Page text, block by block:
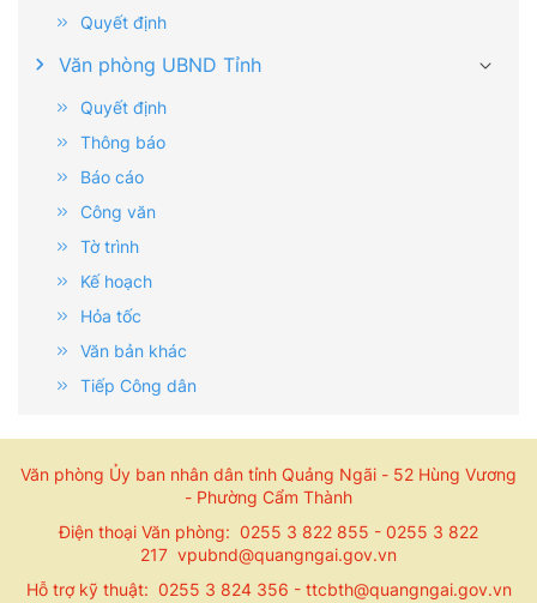
Quyết định
Văn phòng UBND Tỉnh
Quyết định
Thông báo
Báo cáo
Công văn
Tờ trình
Kế hoạch
Hỏa tốc
Văn bản khác
Tiếp Công dân
Văn phòng Ủy ban nhân dân tỉnh Quảng Ngãi - 52 Hùng Vương
- Phường Cẩm Thành
Điện thoại Văn phòng: 0255 3 822 855 - 0255 3 822
217 vpubnd@quangngai.gov.vn
Hỗ trợ kỹ thuật: 0255 3 824 356 - ttcbth@quangngai.gov.vn